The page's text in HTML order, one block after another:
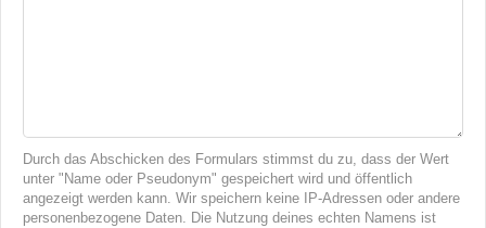
Durch das Abschicken des Formulars stimmst du zu, dass der Wert
unter "Name oder Pseudonym" gespeichert wird und öffentlich
angezeigt werden kann. Wir speichern keine IP-Adressen oder andere
personenbezogene Daten. Die Nutzung deines echten Namens ist